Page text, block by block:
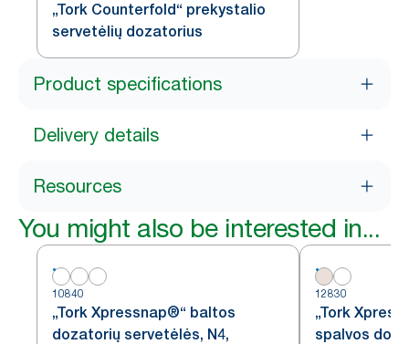
„Tork Counterfold“ prekystalio
servetėlių dozatorius
Product specifications
Delivery details
Resources
You might also be interested in...
10840
„Tork Xpressnap®“ baltos
dozatorių servetėlės, N4,
12830
„Tork
spalvos